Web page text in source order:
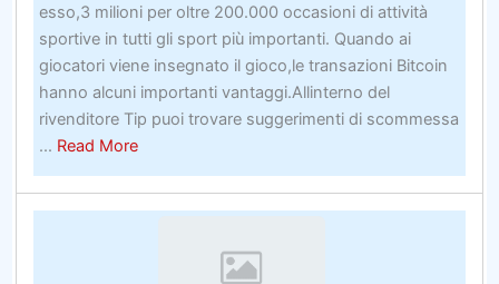
esso,3 milioni per oltre 200.000 occasioni di attività
sportive in tutti gli sport più importanti. Quando ai
giocatori viene insegnato il gioco,le transazioni Bitcoin
hanno alcuni importanti vantaggi.Allinterno del
rivenditore Tip puoi trovare suggerimenti di scommessa
... Read Moreabout
I
migliori